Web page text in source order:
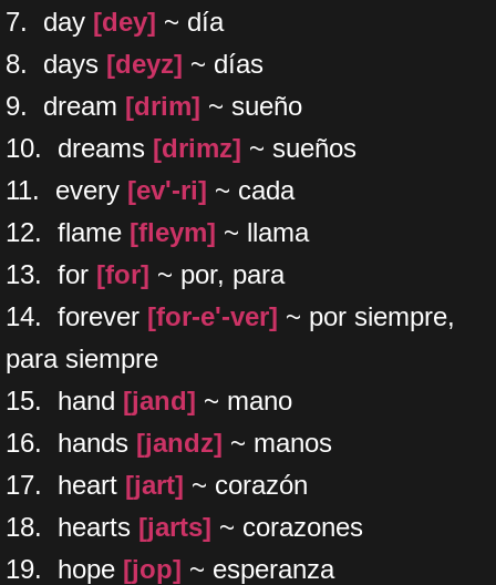
7. day [dey] ~ día
8. days [deyz] ~ días
9. dream [drim] ~ sueño
10. dreams [drimz] ~ sueños
11. every [ev'-ri] ~ cada
12. flame [fleym] ~ llama
13. for [for] ~ por, para
14. forever [for-e'-ver] ~ por siempre,
para siempre
15. hand [jand] ~ mano
16. hands [jandz] ~ manos
17. heart [jart] ~ corazón
18. hearts [jarts] ~ corazones
19. hope [jop] ~ esperanza